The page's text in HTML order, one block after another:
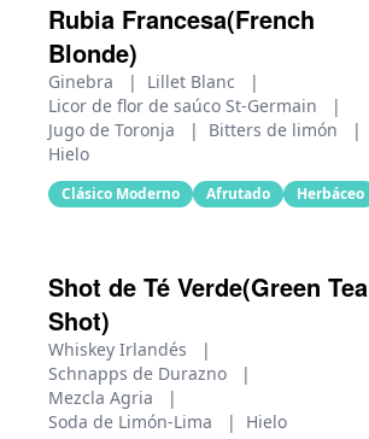
Rubia Francesa(French
Blonde)
Ginebra | Lillet Blanc
|
Licor de flor de saúco St-Germain
|
Jugo de Toronja
| Bitters de limón
|
Hielo
Clásico Moderno Afrutado Herbáceo
Shot de Té Verde(Green Tea
Shot)
Whiskey Irlandés
|
Schnapps de Durazno
|
Mezcla Agria
|
Soda de Limón-Lima
| Hielo